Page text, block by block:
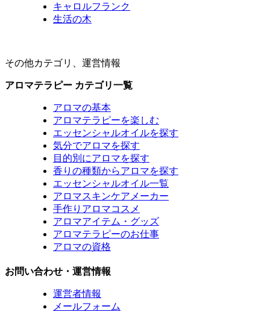
キャロルフランク
生活の木
その他カテゴリ、運営情報
アロマテラピー カテゴリ一覧
アロマの基本
アロマテラピーを楽しむ
エッセンシャルオイルを探す
気分でアロマを探す
目的別にアロマを探す
香りの種類からアロマを探す
エッセンシャルオイル一覧
アロマスキンケアメーカー
手作りアロマコスメ
アロマアイテム・グッズ
アロマテラピーのお仕事
アロマの資格
お問い合わせ・運営情報
運営者情報
メールフォーム